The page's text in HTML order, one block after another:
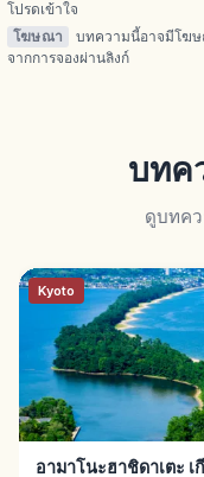
โปรดเข้าใจ
โฆษณา
บทความนี้อาจมีโฆษ
จากการจองผ่านลิงก์
บทค
ดูบทค
Kyoto
อามาโนะฮาชิดาเตะ เ